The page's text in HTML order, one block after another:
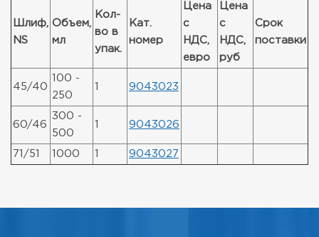
Шлиф,
NS
Объем,
мл
Кол-
во в
упак.
Кат.
номер
Цена
с
НДС,
евро
Цена
с
НДС,
руб
Срок
поставки
45/40
100 -
250
1 9043023
60/46
300 -
500
1 9043026
71/51 1000 1 9043027